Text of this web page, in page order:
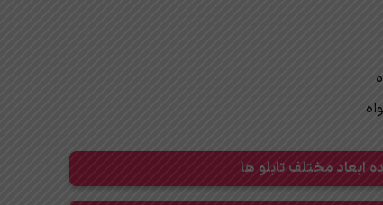
ابعاد مختلف تابلو ها